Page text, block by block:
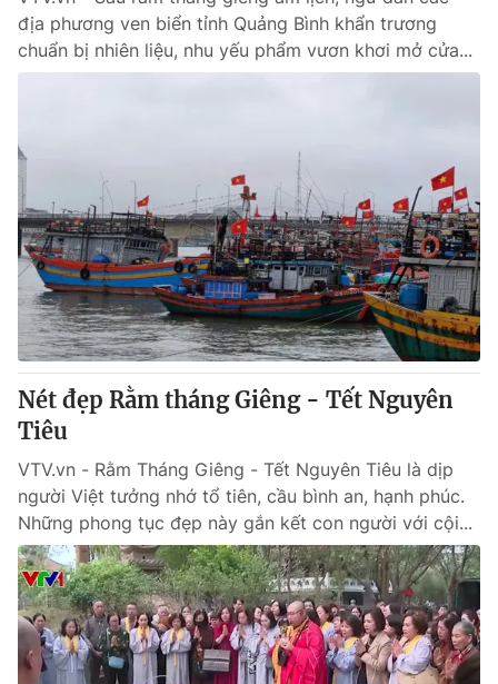
địa phương ven biển tỉnh Quảng Bình khẩn trương
chuẩn bị nhiên liệu, nhu yếu phẩm vươn khơi mở cửa...
Nét đẹp Rằm tháng Giêng - Tết Nguyên
Tiêu
VTV.vn - Rằm Tháng Giêng - Tết Nguyên Tiêu là dịp
người Việt tưởng nhớ tổ tiên, cầu bình an, hạnh phúc.
Những phong tục đẹp này gắn kết con người với cội...